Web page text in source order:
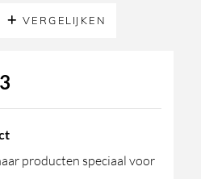
VERGELIJKEN
producten speciaal voor